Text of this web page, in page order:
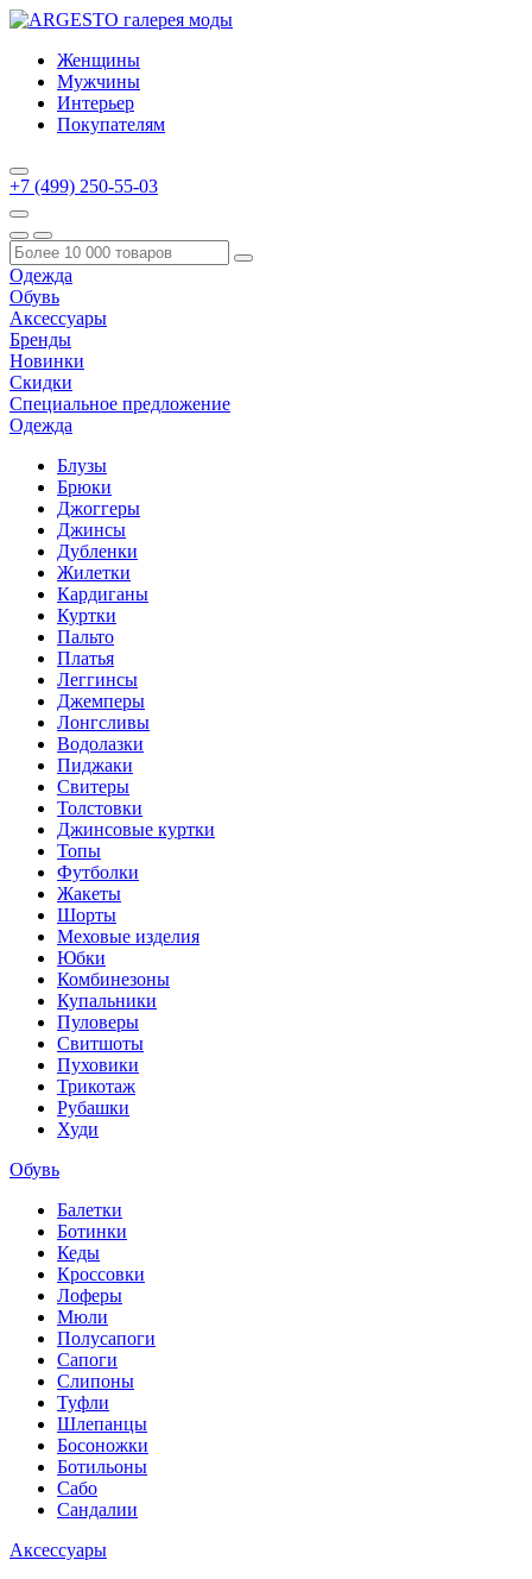
Женщины
Мужчины
Интерьер
Покупателям
+7 (499) 250-55-03
Одежда
Обувь
Аксессуары
Бренды
Новинки
Скидки
Специальное предложение
Одежда
Блузы
Брюки
Джоггеры
Джинсы
Дубленки
Жилетки
Кардиганы
Куртки
Пальто
Платья
Леггинсы
Джемперы
Лонгсливы
Водолазки
Пиджаки
Свитеры
Толстовки
Джинсовые куртки
Топы
Футболки
Жакеты
Шорты
Меховые изделия
Юбки
Комбинезоны
Купальники
Пуловеры
Свитшоты
Пуховики
Трикотаж
Рубашки
Худи
Обувь
Балетки
Ботинки
Кеды
Кроссовки
Лоферы
Мюли
Полусапоги
Сапоги
Слипоны
Туфли
Шлепанцы
Босоножки
Ботильоны
Сабо
Сандалии
Аксессуары